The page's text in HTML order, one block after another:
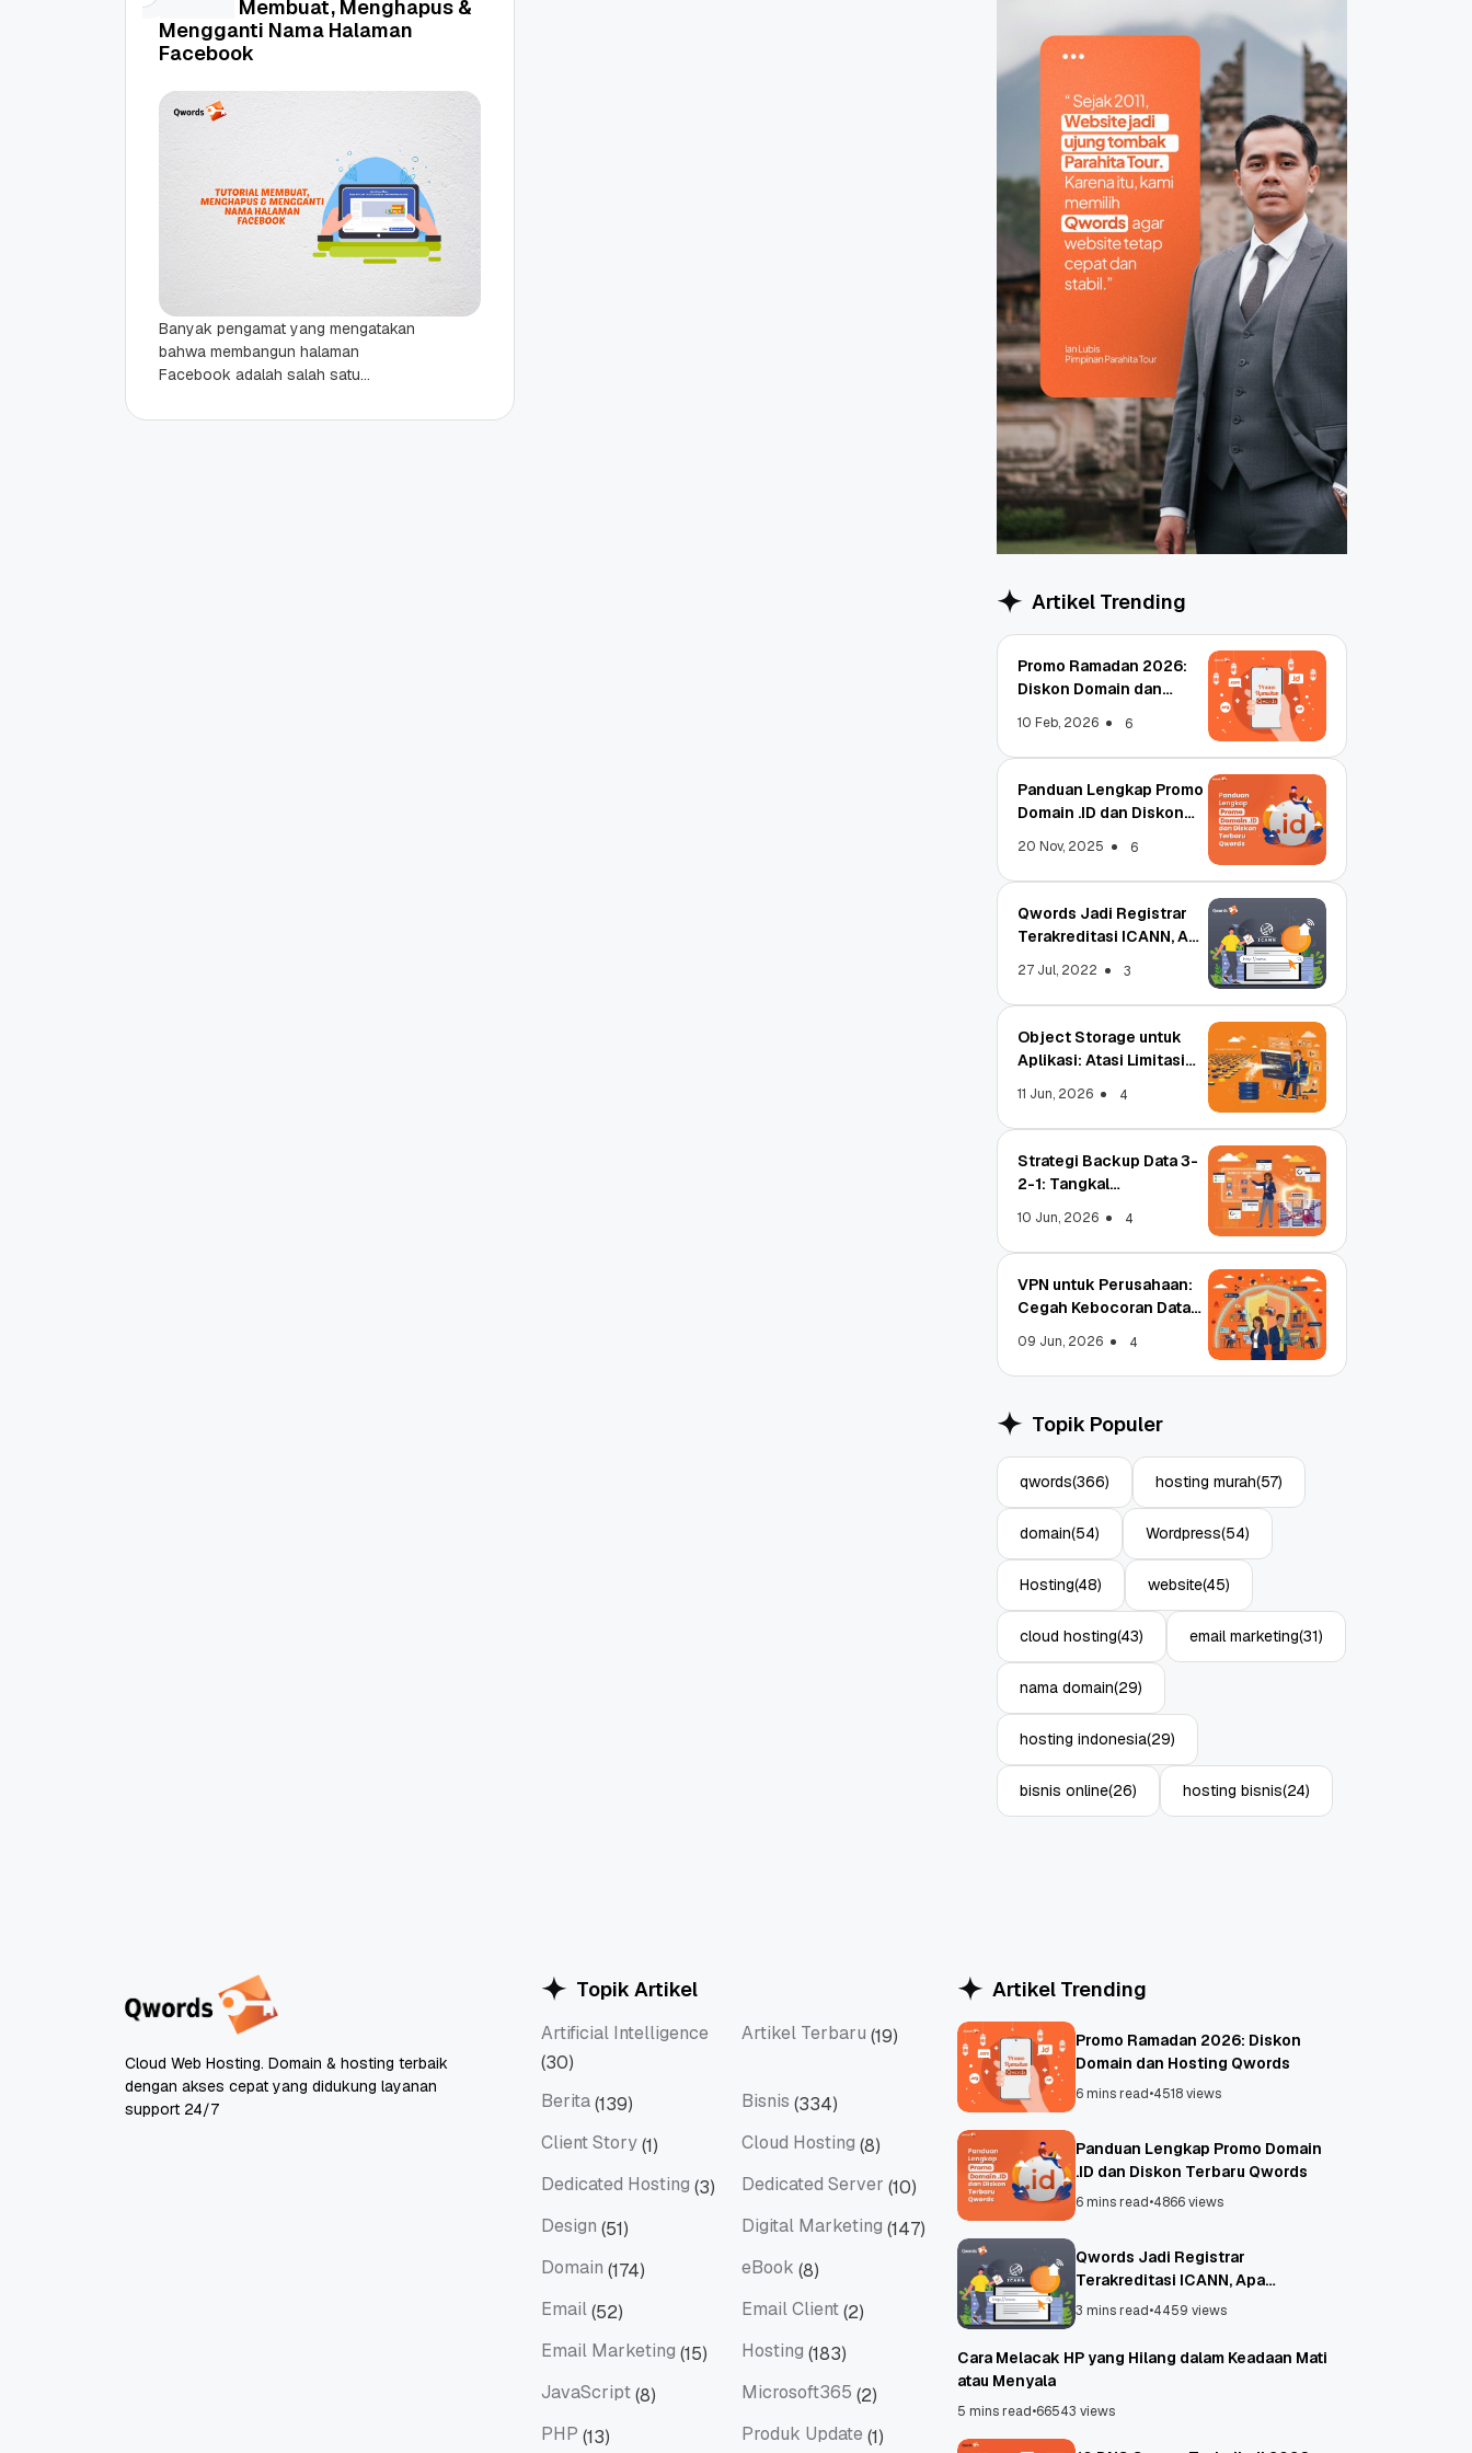
11 Jun, 2026 4
Tutorial Membuat, Menghapus &
Mengganti Nama Halaman
Facebook
Banyak pengamat yang mengatakan
bahwa membangun halaman
Facebook adalah salah satu
dijalankan oleh sebuah perusahaan.
Artikel Trending
Promo Ramadan 2026:
Diskon Domain dan
10 Feb, 2026 6
Panduan Lengkap Promo
Domain .ID dan Diskon
20 Nov, 2025 6
Qwords Jadi Registrar
Terakreditasi ICANN, Apa
27 Jul, 2022 3
Object Storage untuk
Aplikasi: Atasi Limitasi
11 Jun, 2026 4
Strategi Backup Data 3-
2-1: Tangkal
10 Jun, 2026 4
VPN untuk Perusahaan:
Cegah Kebocoran Data
09 Jun, 2026 4
Topik Populer
qwords(366) hosting murah(57)
domain(54) Wordpress(54)
Hosting(48) website(45)
cloud hosting(43) email marketing(31)
nama domain(29)
hosting indonesia(29)
bisnis online(26) hosting bisnis(24)
Cloud Web Hosting. Domain & hosting terbaik
dengan akses cepat yang didukung layanan
support 24/7
Topik Artikel
Artificial Intelligence
Artificial Intelligence
(30)
Artikel Terbaru (19)
Berita(139) Bisnis (334)
Client Story(1) Cloud Hosting (8)
Dedicated Hosting (3) Dedicated Server (10)
Design (51) Digital Marketing (147)
Domain (174) eBook (8)
Email(52) Email Client(2)
Email Marketing (15) Hosting (183)
JavaScript(8) Microsoft365 (2)
PHP (13) Produk Update (1)
Artikel Trending
Promo Ramadan 2026: Diskon
Domain dan Hosting Qwords
6 mins read•4518 views
Panduan Lengkap Promo Domain
.ID dan Diskon Terbaru Qwords
6 mins read•4866 views
Qwords Jadi Registrar
Terakreditasi ICANN, Apa
Untungnya?
3 mins read•4459 views
Cara Melacak HP yang Hilang dalam Keadaan Mati
atau Menyala
5 mins read•66543 views